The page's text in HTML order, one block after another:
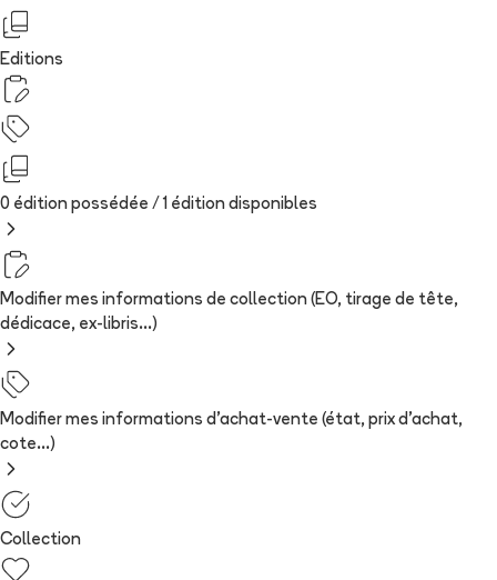
Editions
0 édition possédée / 1 édition disponibles
Modifier mes informations de collection (EO, tirage de tête,
dédicace, ex-libris...)
Modifier mes informations d'achat-vente (état, prix d'achat,
cote...)
Collection